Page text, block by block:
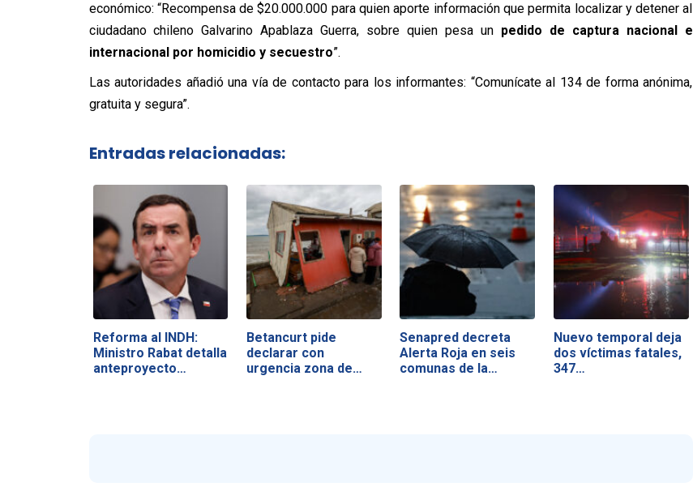
económico: “Recompensa de $20.000.000 para quien aporte información que permita localizar y detener al
ciudadano chileno Galvarino Apablaza Guerra, sobre quien pesa un pedido de captura nacional e
internacional por homicidio y secuestro”.
Las autoridades añadió una vía de contacto para los informantes: “Comunícate al 134 de forma anónima,
gratuita y segura”.
Entradas relacionadas:
Reforma al INDH:
Ministro Rabat detalla
anteproyecto…
Betancurt pide
declarar con
urgencia zona de…
Senapred decreta
Alerta Roja en seis
comunas de la…
Nuevo temporal deja
dos víctimas fatales,
347…